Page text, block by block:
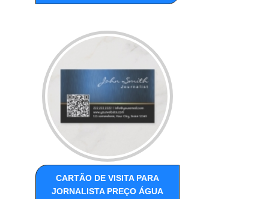
CARTÃO DE VISITA PARA
JORNALISTA PREÇO ÁGUA